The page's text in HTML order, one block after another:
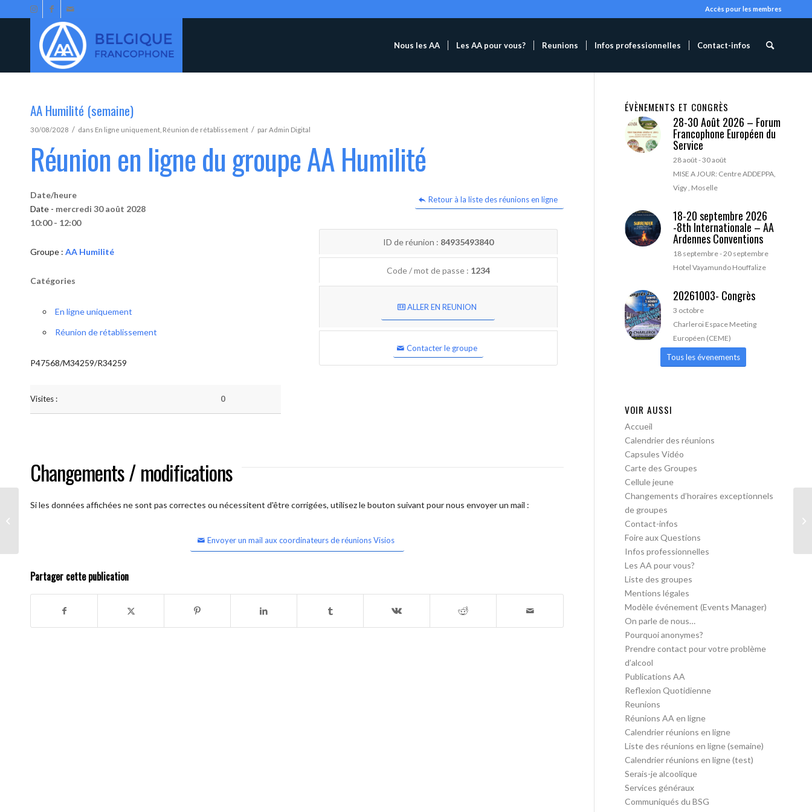
Accès pour les membres
Nous les AA Les AA pour vous? Reunions Infos professionnelles Contact-infos
AA Humilité (semaine)
30/08/2028 / dans En ligne uniquement Réunion de rétablissement / parAdmin Digital
Réunion en ligne du groupe AA Humilité
Retour à la liste des réunions en ligne
Date/heure
Date - mercredi 30 août 2028
10:00 - 12:00
Groupe : AA Humilité
Catégories
En ligne uniquement
Réunion de rétablissement
P47568/M34259/R34259
Visites : 0
ID de réunion : 84935493840
Code / mot de passe : 1234
ALLER EN REUNION
Contacter le groupe
Changements / modifications
Si les données affichées ne sont pas correctes ou nécessitent d'être corrigées, utilisez le bouton suivant pour nous envoyer un mail :
Envoyer un mail aux coordinateurs de réunions Visios
Partager cette publication
ÉVÈNEMENTS ET CONGRÈS
28-30 Août 2026 – Forum
Francophone Européen du
Service
28 août-30 août
MISE A JOUR: Centre ADDEPPA,
Vigy , Moselle
18-20 septembre 2026
-8th Internationale – AA
Ardennes Conventions
18 septembre-20 septembre
Hotel Vayamundo Houffalize
20261003- Congrès
3 octobre
Charleroi Espace Meeting
Européen (CEME)
Tous les évenements
VOIR AUSSI
Accueil
Calendrier des réunions
Capsules Vidéo
Carte des Groupes
Cellule jeune
Changements d’horaires exceptionnels
de groupes
Contact-infos
Foire aux Questions
Infos professionnelles
Les AA pour vous?
Liste des groupes
Mentions légales
Modèle événement (Events Manager)
On parle de nous…
Pourquoi anonymes?
Prendre contact pour votre problème
d’alcool
Publications AA
Reflexion Quotidienne
Reunions
Réunions AA en ligne
Calendrier réunions en ligne
Liste des réunions en ligne (semaine)
Calendrier réunions en ligne (test)
Serais-je alcoolique
Services généraux
Communiqués du BSG